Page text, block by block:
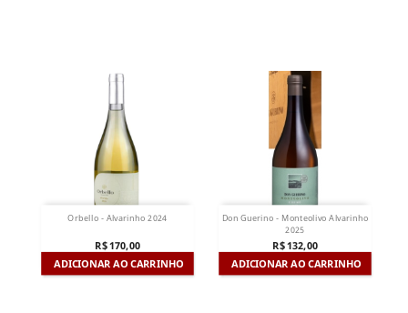
Orbello - Alvarinho 2024
R$ 170,00
ADICIONAR AO CARRINHO
Don Guerino - Monteolivo Alvarinho
2025
R$ 132,00
ADICIONAR AO CARRINHO